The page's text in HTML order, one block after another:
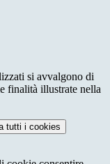
si avvalgono di
finalità illustrate nella
tutti i cookies